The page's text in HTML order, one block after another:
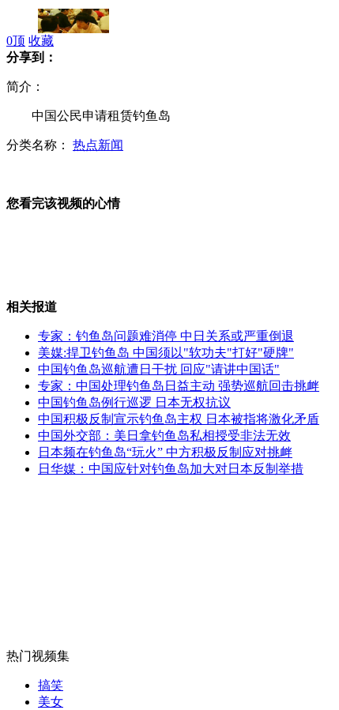
老人街头犯病 帅哥医生救人走红
袁世凯姨太和儿子墓地变火锅店
空巢老人：去世四天被发现
0顶 收藏
分享到：
简介：
中国公民申请租赁钓鱼岛
分类名称： 热点新闻
您看完该视频的心情
相关报道
专家：钓鱼岛问题难消停 中日关系或严重倒退
美媒:捍卫钓鱼岛 中国须以"软功夫"打好"硬牌"
中国钓鱼岛巡航遭日干扰 回应"请讲中国话"
专家：中国处理钓鱼岛日益主动 强势巡航回击挑衅
中国钓鱼岛例行巡逻 日本无权抗议
中国积极反制宣示钓鱼岛主权 日本被指将激化矛盾
中国外交部：美日拿钓鱼岛私相授受非法无效
日本频在钓鱼岛“玩火” 中方积极反制应对挑衅
日华媒：中国应针对钓鱼岛加大对日本反制举措
热门视频集
搞笑
美女